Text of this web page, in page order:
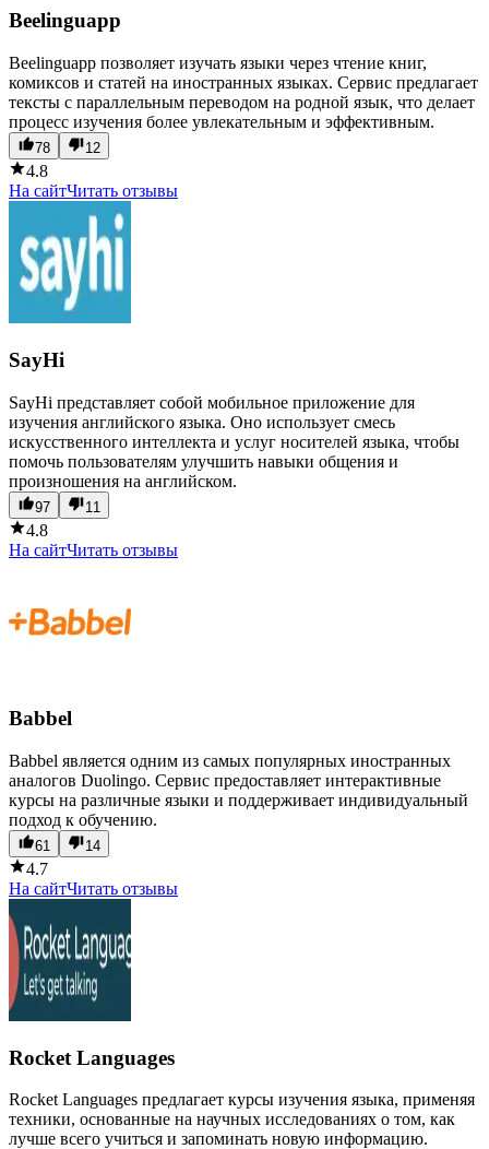
Beelinguapp
Beelinguapp позволяет изучать языки через чтение книг,
комиксов и статей на иностранных языках. Сервис предлагает
тексты с параллельным переводом на родной язык, что делает
процесс изучения более увлекательным и эффективным.
78 12
4.8
На сайтЧитать отзывы
SayHi
SayHi представляет собой мобильное приложение для
изучения английского языка. Оно использует смесь
искусственного интеллекта и услуг носителей языка, чтобы
помочь пользователям улучшить навыки общения и
произношения на английском.
97 11
4.8
На сайтЧитать отзывы
Babbel
Babbel является одним из самых популярных иностранных
аналогов Duolingo. Сервис предоставляет интерактивные
курсы на различные языки и поддерживает индивидуальный
подход к обучению.
61 14
4.7
На сайтЧитать отзывы
Rocket Languages
Rocket Languages предлагает курсы изучения языка, применяя
техники, основанные на научных исследованиях о том, как
лучше всего учиться и запоминать новую информацию.